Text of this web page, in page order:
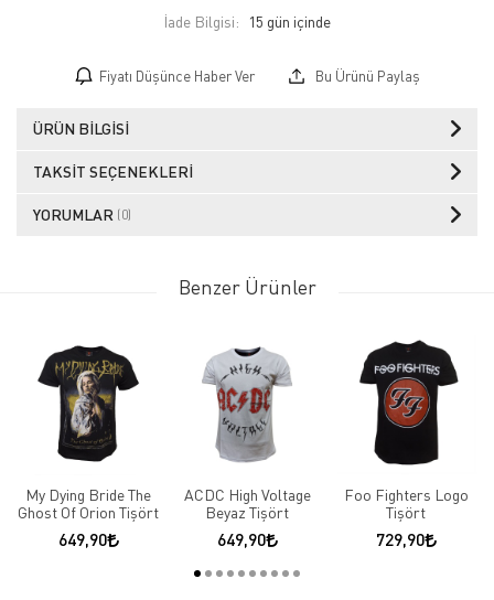
İade Bilgisi:
Fiyatı Düşünce Haber Ver Bu Ürünü Paylaş
ÜRÜN BILGISI
TAKSIT SEÇENEKLERI
YORUMLAR (0)
Benzer Ürünler
My Dying Bride The
Ghost Of Orion Tişört
649,90
ACDC High Voltage
Beyaz Tişört
649,90
Foo Fighters Logo
Tişört
729,90